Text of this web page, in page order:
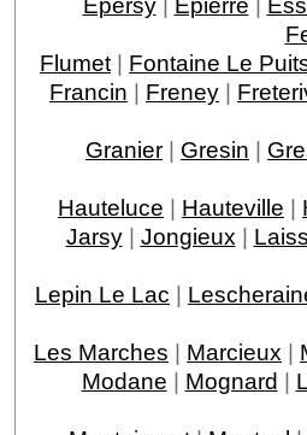
Flumet | Fontaine Le
Francin | Freney |
Granier | Gresin |
Hauteluce | Hauteville |
Jarsy| Jongieux |
Lepin Le Lac |
Les Marches | Marcieux |
Modane | Mognard |